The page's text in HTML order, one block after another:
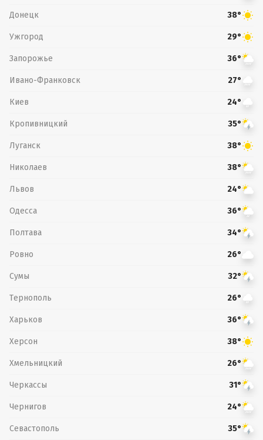
Донецк 38°
Ужгород 29°
Запорожье 36°
Ивано-Франковск 27°
Киев 24°
Кропивницкий 35°
Луганск 38°
Николаев 38°
Львов 24°
Одесса 36°
Полтава 34°
Ровно 26°
Сумы 32°
Тернополь 26°
Харьков 36°
Херсон 38°
Хмельницкий 26°
Черкассы 31°
Чернигов 24°
Севастополь 35°